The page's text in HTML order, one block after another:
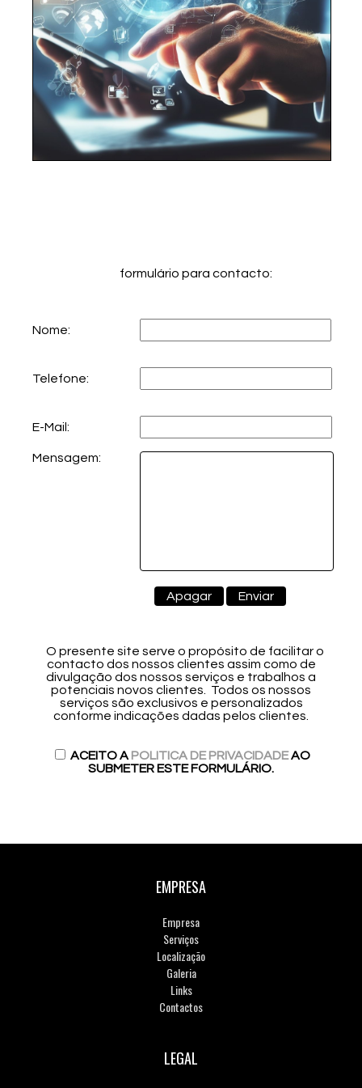
formulário para contacto:
Nome:
Telefone:
E-Mail:
Mensagem:
O presente site serve o propósito de facilitar o
contacto dos nossos clientes assim como de
divulgação dos nossos serviços e trabalhos a
potenciais novos clientes. Todos os nossos
serviços são exclusivos e personalizados
conforme indicações dadas pelos clientes.
ACEITO A POLITICA DE PRIVACIDADEAO
SUBMETER ESTE FORMULÁRIO.
EMPRESA
Empresa
Serviços
Localização
Galeria
Links
Contactos
LEGAL